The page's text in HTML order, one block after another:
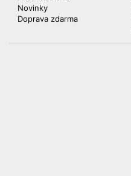
Novinky
Doprava zdarma